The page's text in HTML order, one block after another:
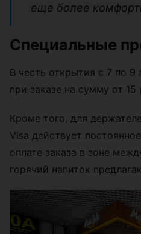
еще более
Специальные
В честь открытия с 7 по 9
при заказе на сумму от 15
Кроме того, для
Visa действует
оплате заказа в зоне
горячий напиток